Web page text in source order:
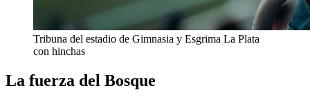
Tribuna del estadio de Gimnasia y Esgrima La Plata
con hinchas
La fuerza del Bosque